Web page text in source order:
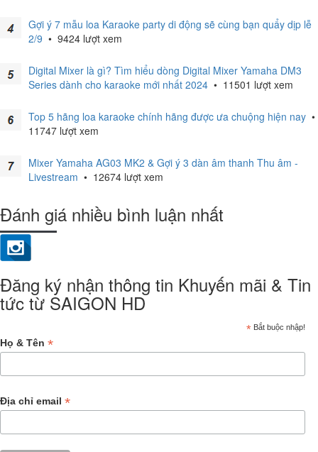
Gợi ý 7 mẫu loa Karaoke party di động sẽ cùng bạn quẩy dịp lễ
2/9 • 9424 lượt xem
Digital Mixer là gì? Tìm hiểu dòng Digital Mixer Yamaha DM3
Series dành cho karaoke mới nhất 2024 • 11501 lượt xem
Top 5 hãng loa karaoke chính hãng được ưa chuộng hiện nay •
11747 lượt xem
Mixer Yamaha AG03 MK2 & Gợi ý 3 dàn âm thanh Thu âm -
Livestream • 12674 lượt xem
Đánh giá nhiều bình luận nhất
Đăng ký nhận thông tin Khuyến mãi & Tin
tức từ SAIGON HD
* Bắt buộc nhập!
Họ & Tên *
Địa chỉ email *